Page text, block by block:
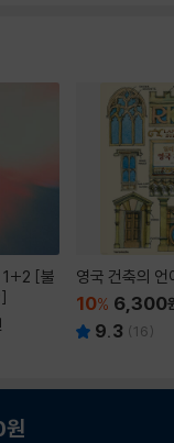
[불
영국 건축의 언
10% 6,300
9.3 (16)